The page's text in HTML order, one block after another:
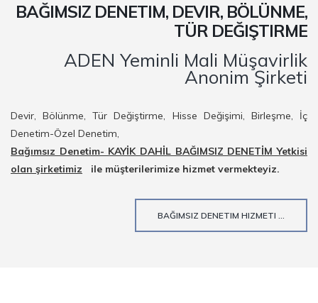
BAĞIMSIZ DENETIM, DEVIR, BÖLÜNME,
TÜR DEĞIŞTIRME
ADEN Yeminli Mali Müşavirlik
Anonim Şirketi
Devir, Bölünme, Tür Değiştirme, Hisse Değişimi, Birleşme, İç
Denetim-Özel Denetim,
Bağımsız Denetim- KAYİK DAHİL BAĞIMSIZ DENETİM Yetkisi
olan şirketimiz
ile müşterilerimize hizmet vermekteyiz.
BAĞIMSIZ DENETIM HIZMETI ...